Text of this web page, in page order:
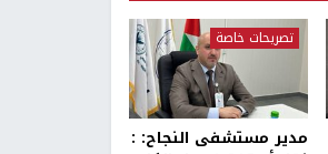
تصريحات خاصة
مدير مستشفى النجاح: :